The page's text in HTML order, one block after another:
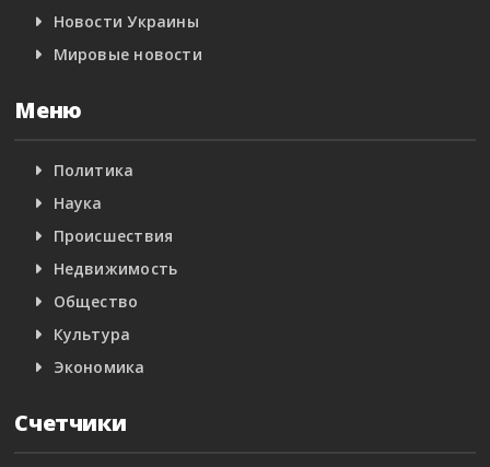
Новости Украины
Мировые новости
Меню
Политика
Наука
Происшествия
Недвижимость
Общество
Культура
Экономика
Счетчики